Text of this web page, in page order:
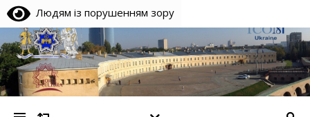
Людям із порушенням зору